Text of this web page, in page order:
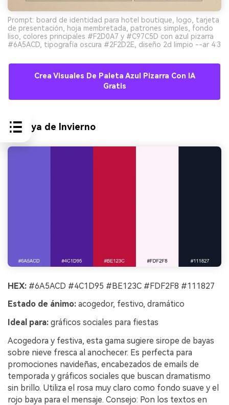
Prompt: board de identidad para hotel boutique, logo, tarjeta
de presentación, hoja membretada, patrones simples, fondo
liso, colores principales #F2D0A7 y #C97C5D con azul pizarra
#6A5ACD, tipografía oscura #2F2D2E, diseño 2d limpio --ar 4:3
Crea Visuales De Paleta Azul Pizarra Con IA
Gratis
9) Baya de Invierno
HEX: #6A5ACD #4C1D95 #BE123C #FDF2F8 #111827
Estado de ánimo: acogedor, festivo, dramático
Ideal para: gráficos sociales para fiestas
Acogedora y festiva, esta gama sugiere sirope de bayas
sobre nieve fresca al anochecer. Es perfecta para
promociones navideñas, encabezados de emails de
temporada y gráficos sociales que buscan dramatismo
sin brillo. Utiliza el rosa muy claro como fondo suave y el
rojo baya para el mensaje. Consejo: Pon los textos en